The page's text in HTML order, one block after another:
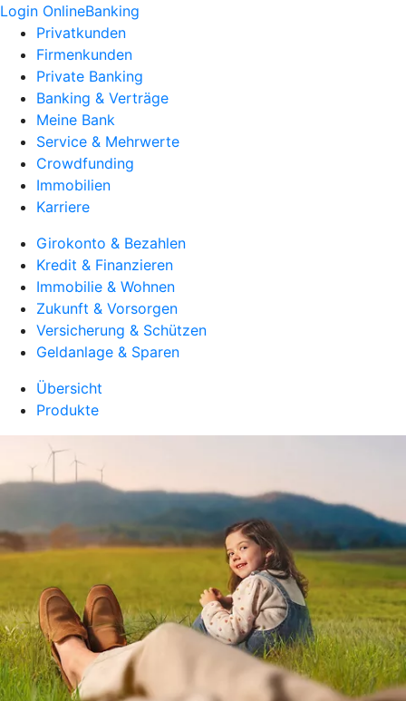
Login OnlineBanking
Privatkunden
Firmenkunden
Private Banking
Banking & Verträge
Meine Bank
Service & Mehrwerte
Crowdfunding
Immobilien
Karriere
Girokonto & Bezahlen
Kredit & Finanzieren
Immobilie & Wohnen
Zukunft & Vorsorgen
Versicherung & Schützen
Geldanlage & Sparen
Übersicht
Produkte